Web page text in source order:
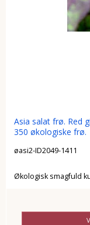
Asia salat frø. Red
350 økologiske frø.
øasi2-ID2049-1411
Økologisk smagfuld